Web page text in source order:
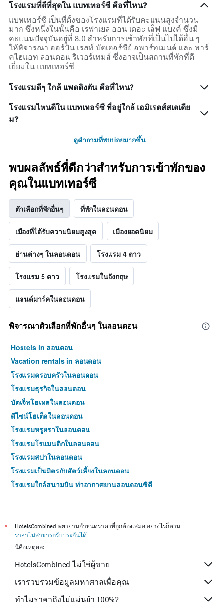
โรงแรมที่ดีที่สุดใน แบทเทอร์ซี คือที่ไหน?
แบทเทอร์ซี เป็นที่ตั้งของโรงแรมที่ได้รับคะแนนสูงจำนวน
มาก ซึ่งหนึ่งในนั้นคือ เรฟาเยล ออน เดอะ เล็ฟ แบงค์ ซึ่งมี
คะแนนปัจจุบันอยู่ที่ 8.0 สำหรับการเข้าพักที่เป็นไปได้อื่น ๆ
ให้พิจารณา ออร์บัน เรสท์ บัตเตอร์ซีย์ อพาร์ทเมนต์ และ พาร์
คไฮแอท ลอนดอน ริเวอร์เทมส์ ซึ่งอาจเป็นสถานที่พักที่ดี
เยี่ยมใน แบทเทอร์ซี
โรงแรมดีๆ ใกล้ แพดดิงตัน คือที่ไหน?
โรงแรมไหนดีใน แบทเทอร์ซี ที่อยู่ใกล้ เอมิเรตส์สเตเดีย
ม?
ดูคำถามที่พบบ่อยมากขึ้น
พบผลลัพธ์ที่ดีกว่าสำหรับการเข้าพักของ
คุณในแบทเทอร์ซี
ตัวเลือกที่พักอื่นๆ ที่พักในลอนดอน
เมืองที่ได้รับความนิยมสูงสุด เมืองยอดนิยม
ย่านต่างๆ ในลอนดอน โรงแรม 4 ดาว
โรงแรม 5 ดาว โรงแรมในอังกฤษ
แลนด์มาร์คในลอนดอน
พิจารณาตัวเลือกที่พักอื่นๆ ในลอนดอน
Hostels in ลอนดอน
Vacation rentals in ลอนดอน
โรงแรมครอบครัวในลอนดอน
โรงแรมธุรกิจในลอนดอน
บัดเจ็ทโฮเทลในลอนดอน
ดีไซน์โฮเต็ลในลอนดอน
โรงแรมหรูหราในลอนดอน
โรงแรมโรแมนติกในลอนดอน
โรงแรมสปาในลอนดอน
โรงแรมเป็นมิตรกับสัตว์เลี้ยงในลอนดอน
โรงแรมใกล้สนามบิน ท่าอากาศยานลอนดอนซิตี
โรงแรมใกล้สนามบิน ท่าอากาศยานลอนดอนสแตนสเต็ด
โรงแรมใกล้สนามบิน ท่าอากาศยานลอนดอนแกตวิก
โรงแรมใกล้สนามบิน ลอนดอนเซาต์เอ็นด์
โรงแรม 4 ดาวในลอนดอน
โรงแรม 5 ดาวในลอนดอน
*
HotelsCombined พยายามกำหนดราคาที่ถูกต้องเสมอ อย่างไรก็ตาม
ราคาไม่สามารถรับประกันได้
นี่คือเหตุผล:
HotelsCombined ไม่ใช่ผู้ขาย
เรารวบรวมข้อมูลมหาศาลเพื่อคุณ
ทำไมราคาถึงไม่แม่นยำ 100%?